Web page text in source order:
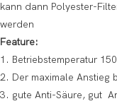
kann dann Polyester-
werden
Feature:
1. Betriebstemperatur
2. Der maximale Anstieg
3. gute Anti-Säure, gut